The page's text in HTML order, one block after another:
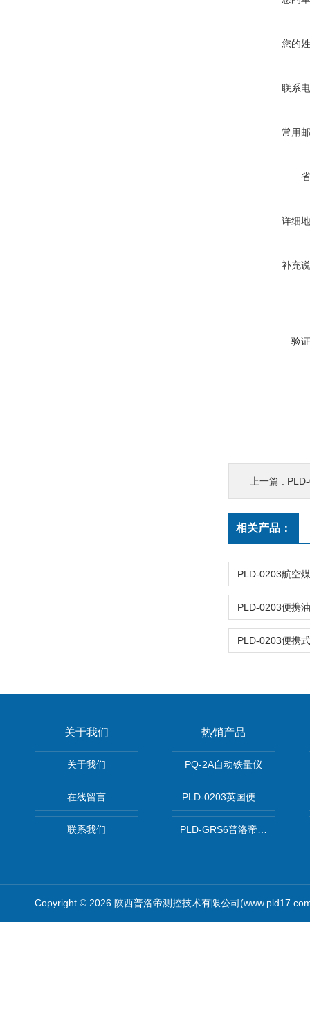
您的
联系
常用
详细
补充
验
上一篇 :
相关产品：
关于我们
关于我们
在线留言
联系我们
热销产品
PQ-2A自动铁量仪
PLD-0203英国便携式油品颗
PLD-GRS6普洛帝全自动微量
Copyright © 2026 陕西普洛帝测控技术有限公司